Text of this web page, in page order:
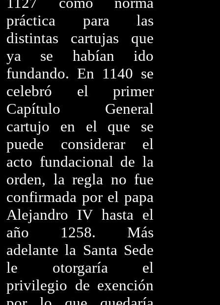
práctica para las
distintas cartujas que
ya se habían ido
fundando. En 1140 se
celebró el primer
Capítulo General
cartujo en el que se
puede considerar el
acto fundacional de la
orden, la regla no fue
confirmada por el papa
Alejandro IV hasta el
año 1258. Más
adelante la Santa Sede
le otorgaría el
privilegio de exención